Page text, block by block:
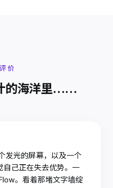
价
的海洋里……
发光的屏幕，以及一个
己正在失去优势。一
。看着那堵文字墙绽